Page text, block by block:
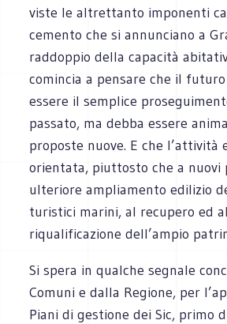
viste le altrettanto imponenti
cemento che si annunciano a
raddoppio della capacità
comincia a pensare che il futuro
essere il semplice
passato, ma debba essere
proposte nuove. E che l’attività
orientata, piuttosto che a nuovi
ulteriore ampliamento edilizio
turistici marini, al recupero ed
riqualificazione dell’ampio
Si spera in qualche segnale
Comuni e dalla Regione, per
Piani di gestione dei Sic, primo